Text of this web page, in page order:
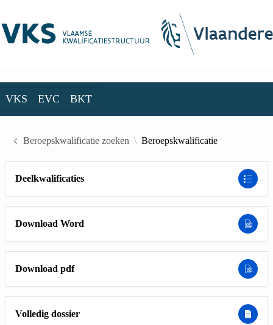
VKS EVC BKT
Beroepskwalificatie zoeken Beroepskwalificatie
Deelkwalificaties
Download Word
Download pdf
Volledig dossier